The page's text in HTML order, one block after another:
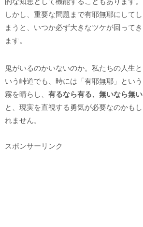
しかし、重要な問題まで有耶無耶にしてし
まうと、いつか必ず大きなツケが回ってき
ます。
鬼がいるのかいないのか。私たちの人生と
いう峠道でも、時には「有耶無耶」という
霧を晴らし、有るなら有る、無いなら無い
と、現実を直視する勇気が必要なのかもし
れません。
スポンサーリンク